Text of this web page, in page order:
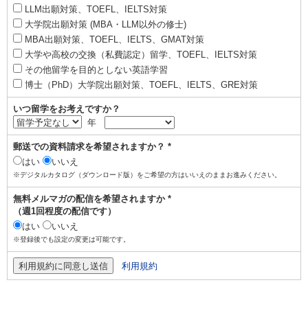
LLM出願対策、TOEFL、IELTS対策
大学院出願対策 (MBA・LLM以外の修士)
MBA出願対策、TOEFL、IELTS、GMAT対策
大学や高校の交換（私費認定）留学、TOEFL、IELTS対策
その他留学を目的としない英語学習
博士（PhD）大学院出願対策、TOEFL、IELTS、GRE対策
いつ留学をお考えですか？
年
郵送での資料請求を希望されますか？ *
はい
いいえ
※デジタルカタログ（ダウンロード版）をご希望の方はいいえのままお進みください。
無料メルマガの配信を希望されますか *
（週1回程度の配信です）
はい
いいえ
※登録後でも設定の変更は可能です。
利用規約